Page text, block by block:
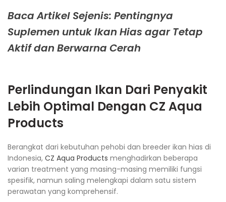
Baca Artikel Sejenis: Pentingnya
Suplemen untuk Ikan Hias agar Tetap
Aktif dan Berwarna Cerah
Perlindungan Ikan Dari Penyakit
Lebih Optimal Dengan CZ Aqua
Products
Berangkat dari kebutuhan pehobi dan breeder ikan hias di
Indonesia, CZ Aqua Products menghadirkan beberapa
varian treatment yang masing-masing memiliki fungsi
spesifik, namun saling melengkapi dalam satu sistem
perawatan yang komprehensif.